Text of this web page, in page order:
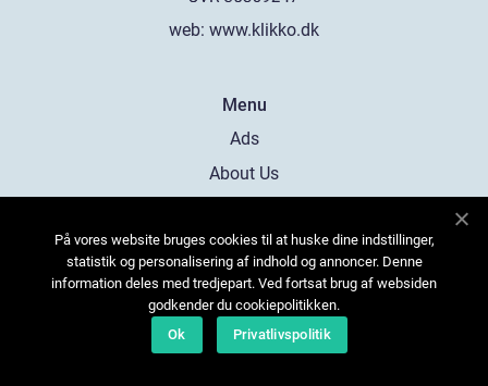
web: www.klikko.dk
Menu
Ads
About Us
Contact
Sitemap
På vores website bruges cookies til at huske dine indstillinger,
statistik og personalisering af indhold og annoncer. Denne
information deles med tredjepart. Ved fortsat brug af websiden
godkender du cookiepolitikken.
Ok
Privatlivspolitik